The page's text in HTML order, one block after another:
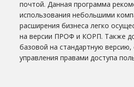
почтой. Данная программа
использования небольшими
расширения бизнеса легко
на версии ПРОФ и КОРП. Также
базовой на стандартную
управления правами доступа